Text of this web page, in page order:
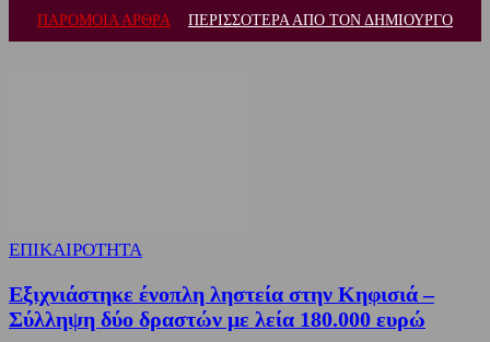
ΠΑΡΟΜΟΙΑ ΑΡΘΡΑ ΠΕΡΙΣΣΟΤΕΡΑ ΑΠΟ ΤΟΝ ΔΗΜΙΟΥΡΓΟ
ΕΠΙΚΑΙΡΟΤΗΤΑ
Εξιχνιάστηκε ένοπλη ληστεία στην Κηφισιά –
Σύλληψη δύο δραστών με λεία 180.000 ευρώ